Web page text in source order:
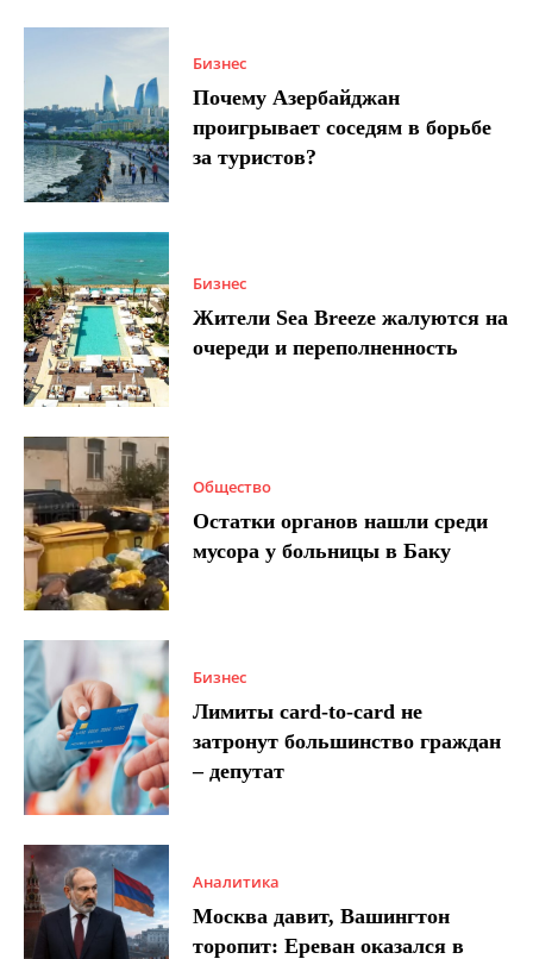
Бизнес
Почему Азербайджан
проигрывает соседям в борьбе
за туристов?
Бизнес
Жители Sea Breeze жалуются на
очереди и переполненность
Общество
Остатки органов нашли среди
мусора у больницы в Баку
Бизнес
Лимиты card-to-card не
затронут большинство граждан
– депутат
Аналитика
Москва давит, Вашингтон
торопит: Ереван оказался в